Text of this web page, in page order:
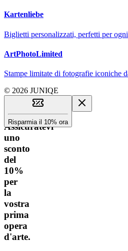
Kartenliebe
Biglietti personalizzati, perfetti per
ArtPhotoLimited
Stampe limitate di fotografie iconiche
© 2026 JUNIQE
Assicuratevi
uno
sconto
del
10%
per
la
vostra
prima
opera
d'arte.
Risparmia il 10% ora